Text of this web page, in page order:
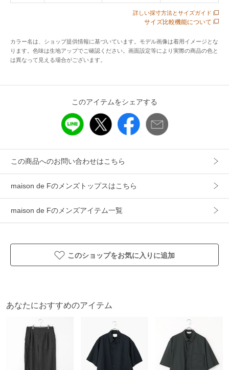
ットをあしらい、ジャケットのように見え一枚でもサマにな
ります。肩ヨークの裏側には洗濯の時の伸び防止として布帛
アイテム情報
メンズ
カテゴリ トップス シャツ・ブラウス
素材
本体：ポリエステル 51%/綿 34%/リネン 15%
ヨーク裏：ポリエステル 65%/綿 35%
ギフト 可
詳しい採寸方法とサイズガイド
サイズ比較機能について
カラー名は、ショップ提供情報に基づいています。モデル画像は着用イメージとな
ります。色味は生地アップでご確認ください。画面設定等により実際の商品の色と
は異なって見える場合がございます。
このアイテムをシェアする
この商品へのお問い合わせはこちら
maison de Fのメンズトップスはこちら
maison de Fのメンズアイテム一覧
このショップをお気に入りに追加
あなたにおすすめのアイテム